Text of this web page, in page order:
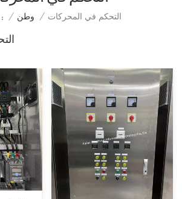
أنت في : / وطن / التحكم في المحركات